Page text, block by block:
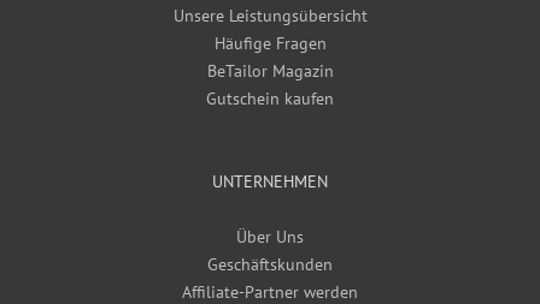
Unsere Leistungsübersicht
Häufige Fragen
BeTailor Magazin
Gutschein kaufen
UNTERNEHMEN
Über Uns
Geschäftskunden
Affiliate-Partner werden